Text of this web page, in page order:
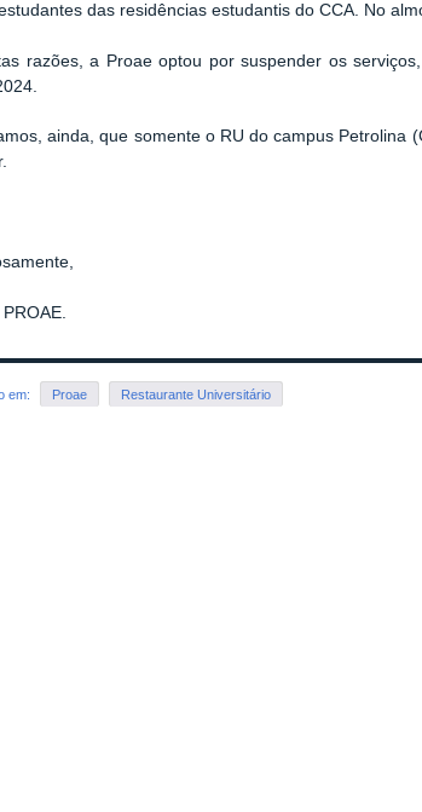
das residências estudantis do CCA. No
razões, a Proae optou por suspender os
ainda, que somente o RU do campus
em: Proae Restaurante Universitário